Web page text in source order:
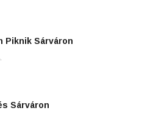
Piknik Sárváron
Sárváron